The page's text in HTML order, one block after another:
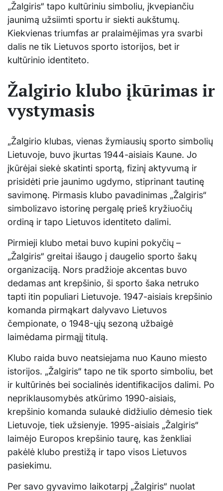
„Žalgiris“ tapo kultūriniu simboliu, įkvepiančiu
jaunimą užsiimti sportu ir siekti aukštumų.
Kiekvienas triumfas ar pralaimėjimas yra svarbi
dalis ne tik Lietuvos sporto istorijos, bet ir
kultūrinio identiteto.
Žalgirio klubo įkūrimas ir
vystymasis
„Žalgirio klubas, vienas žymiausių sporto simbolių
Lietuvoje, buvo įkurtas 1944-aisiais Kaune. Jo
įkūrėjai siekė skatinti sportą, fizinį aktyvumą ir
prisidėti prie jaunimo ugdymo, stiprinant tautinę
savimonę. Pirmasis klubo pavadinimas „Žalgiris“
simbolizavo istorinę pergalę prieš kryžiuočių
ordiną ir tapo Lietuvos identiteto dalimi.
Pirmieji klubo metai buvo kupini pokyčių –
„Žalgiris“ greitai išaugo į daugelio sporto šakų
organizaciją. Nors pradžioje akcentas buvo
dedamas ant krepšinio, ši sporto šaka netruko
tapti itin populiari Lietuvoje. 1947-aisiais krepšinio
komanda pirmąkart dalyvavo Lietuvos
čempionate, o 1948-ųjų sezoną užbaigė
laimėdama pirmąjį titulą.
Klubo raida buvo neatsiejama nuo Kauno miesto
istorijos. „Žalgiris“ tapo ne tik sporto simboliu, bet
ir kultūrinės bei socialinės identifikacijos dalimi. Po
nepriklausomybės atkūrimo 1990-aisiais,
krepšinio komanda sulaukė didžiulio dėmesio tiek
Lietuvoje, tiek užsienyje. 1995-aisiais „Žalgiris“
laimėjo Europos krepšinio taurę, kas ženkliai
pakėlė klubo prestižą ir tapo visos Lietuvos
pasiekimu.
Per savo gyvavimo laikotarpį „Žalgiris“ nuolat